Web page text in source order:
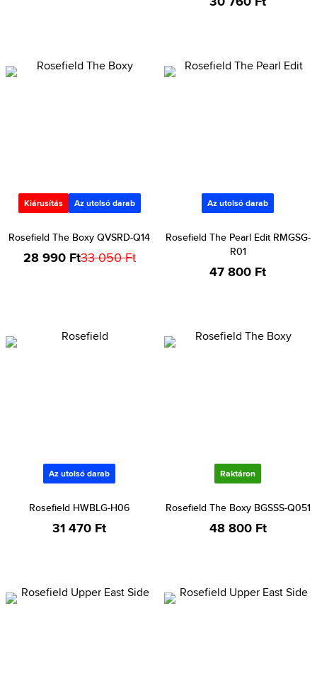
Kiárusítás Az utolsó darab
Rosefield The Boxy QVSRD-Q14
28 990 Ft33 050 Ft
Az utolsó darab
Rosefield The Pearl Edit RMGSG-
R01
47 800 Ft
Az utolsó darab
Rosefield HWBLG-H06
31 470 Ft
Raktáron
Rosefield The Boxy BGSSS-Q051
48 800 Ft